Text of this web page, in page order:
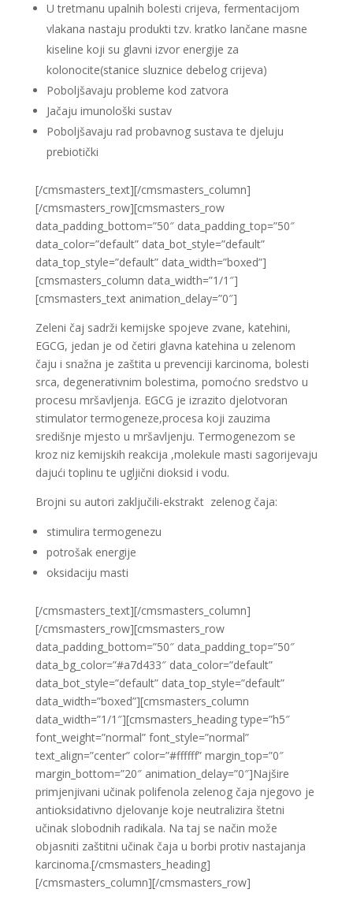
U tretmanu upalnih bolesti crijeva, fermentacijom
vlakana nastaju produkti tzv. kratko lančane masne
kiseline koji su glavni izvor energije za
kolonocite(stanice sluznice debelog crijeva)
Poboljšavaju probleme kod zatvora
Jačaju imunološki sustav
Poboljšavaju rad probavnog sustava te djeluju
prebiotički
[/cmsmasters_text][/cmsmasters_column]
[/cmsmasters_row][cmsmasters_row
data_padding_bottom=”50″ data_padding_top=”50″
data_color=”default” data_bot_style=”default”
data_top_style=”default” data_width=”boxed”]
[cmsmasters_column data_width=”1/1″]
[cmsmasters_text animation_delay=”0″]
Zeleni čaj sadrži kemijske spojeve zvane, katehini,
EGCG, jedan je od četiri glavna katehina u zelenom
čaju i snažna je zaštita u prevenciji karcinoma, bolesti
srca, degenerativnim bolestima, pomoćno sredstvo u
procesu mršavljenja. EGCG je izrazito djelotvoran
stimulator termogeneze,procesa koji zauzima
središnje mjesto u mršavljenju. Termogenezom se
kroz niz kemijskih reakcija ,molekule masti sagorijevaju
dajući toplinu te ugljični dioksid i vodu.
Brojni su autori zaključili-ekstrakt zelenog čaja:
stimulira termogenezu
potrošak energije
oksidaciju masti
[/cmsmasters_text][/cmsmasters_column]
[/cmsmasters_row][cmsmasters_row
data_padding_bottom=”50″ data_padding_top=”50″
data_bg_color=”#a7d433″ data_color=”default”
data_bot_style=”default” data_top_style=”default”
data_width=”boxed”][cmsmasters_column
data_width=”1/1″][cmsmasters_heading type=”h5″
font_weight=”normal” font_style=”normal”
text_align=”center” color=”#ffffff” margin_top=”0″
margin_bottom=”20″ animation_delay=”0″]Najšire
primjenjivani učinak polifenola zelenog čaja njegovo je
antioksidativno djelovanje koje neutralizira štetni
učinak slobodnih radikala. Na taj se način može
objasniti zaštitni učinak čaja u borbi protiv nastajanja
karcinoma.[/cmsmasters_heading]
[/cmsmasters_column][/cmsmasters_row]